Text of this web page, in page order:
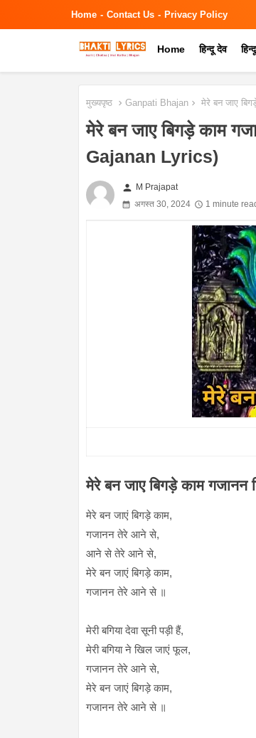
Home Contact Us Privacy Policy
Home हिन्दू देव
मुख्यपृष्ठ Ganpati Bhajan मेरे बन जाए
मेरे बन जाए बिगड़े काम
Gajanan Lyrics)
person M Prajapat
अगस्त 30, 2024
1 minute
मेरे बन जाए बिगड़े काम
मेरे बन जाएं बिगड़े काम,
गजानन तेरे आने से,
आने से तेरे आने से,
मेरे बन जाएं बिगड़े काम,
गजानन तेरे आने से ॥
मेरी बगिया देवा सूनी पड़ी हैं,
मेरी बगिया ने खिल जाएं फूल,
गजानन तेरे आने से,
मेरे बन जाएं बिगड़े काम,
गजानन तेरे आने से ॥